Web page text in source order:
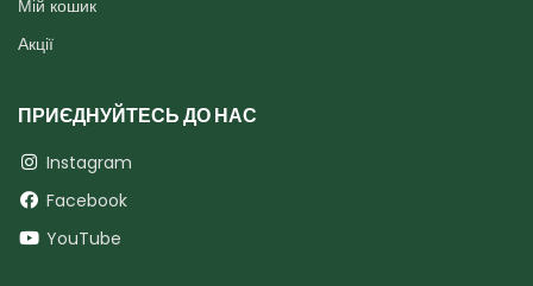
Мій кошик
Акції
ПРИЄДНУЙТЕСЬ ДО НАС
Instagram
Facebook
YouTube